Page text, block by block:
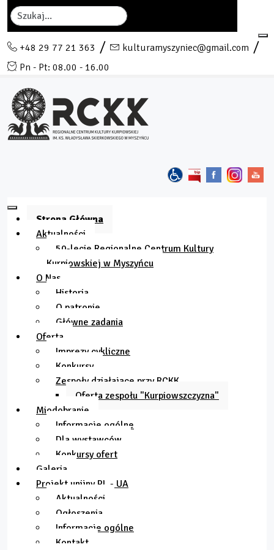
Szukaj
+48 29 77 21 363
kulturamyszyniec@gmail.com
Pn - Pt: 08.00 - 16.00
Strona Główna
Aktualności
50-lecie Regionalne Centrum Kultury
Kurpiowskiej w Myszyńcu
O Nas
Historia
O patronie
Główne zadania
Oferta
Imprezy cykliczne
Konkursy
Zespoły działające przy RCKK
Oferta zespołu "Kurpiowszczyzna"
Miodobranie
Informacje ogólne
Dla wystawców
Konkursy ofert
Galeria
Projekt unijny PL - UA
Aktualności
Ogłoszenia
Informacje ogólne
Kontakt